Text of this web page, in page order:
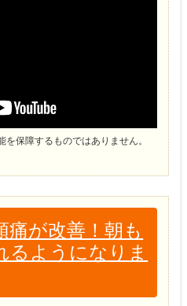
保障するものではありません。
痛が改善！朝も
るようになりま